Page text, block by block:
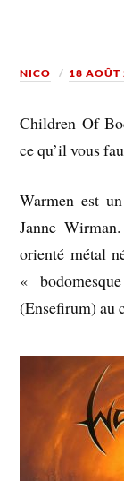
NICO 18 AOÛT
Children Of
ce qu’il vous
Warmen est
Janne
orienté métal
«
(Ensefirum) au